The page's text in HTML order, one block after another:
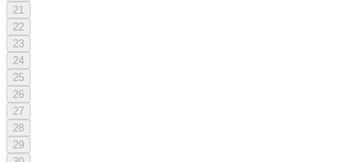
21
22
23
24
25
26
27
28
29